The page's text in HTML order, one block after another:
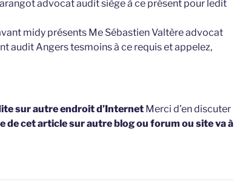
advocat audit siège à ce présent pour ledit
midy présents Me Sébastien Valtère advocat
audit Angers tesmoins à ce requis et appelez,
sur autre endroit d’Internet Merci d’en discuter
de cet article sur autre blog ou forum ou site va à